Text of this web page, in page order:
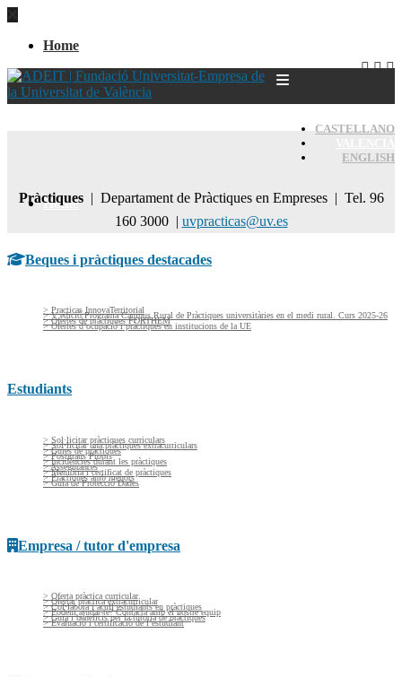
Home
CASTELLANO
ENGLISH
Home
Pràctiques | Departament de Pràctiques en Empreses | Tel. 96
160 3000 | uvpracticas@uv.es
Beques i pràctiques destacades
> Practicas InnovaTerritorial
> V edició Programa Campus Rural de Pràctiques universitàries en el medi rural. Curs 2025-26
> Ofertes de pràctiques FORTHEM
> Ofertes d’ocupació i pràctiques en institucions de la UE
Estudiants
> Sol·licitar pràctiques curriculars
> Sol·licitar una pràctiques extracurriculars
> Guies de pràctiques
> Postgraus Propis
> Incidències durant les pràctiques
> Assegurances
> Memòria i certificat de pràctiques
> Pràctiques amb menors
> Guía de Protecció Dades
Empresa / tutor d'empresa
> Oferta pràctica curricular
> Ofertar pràctica extracurricular
> Col·labora i acull estudiants en pràctiques
> Podem ajudar-te? Contacta amb el nostre equip
> Guia i beneficis per la tutoria de pràctiques
> Evaluació i certificació de l’estudiant